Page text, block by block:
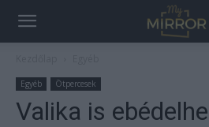
Egyéb Ötpercesek
Valika is